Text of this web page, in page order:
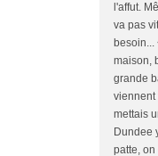
l'affut.
va pas
besoin...
maison,
grande
viennent
mettais
Dundee
patte,